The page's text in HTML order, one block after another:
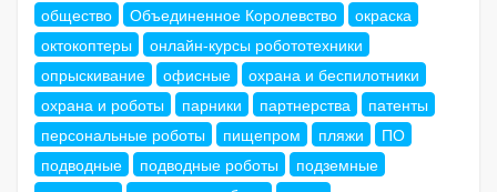
общество
Объединенное Королевство
окраска
октокоптеры
онлайн-курсы робототехники
опрыскивание
офисные
охрана и беспилотники
охрана и роботы
парники партнерства
патенты
персональные роботы
пищепром пляжи
ПО
подводные
подводные роботы
подземные